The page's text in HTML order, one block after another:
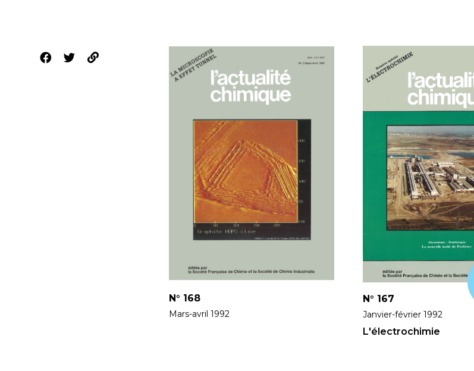
N° 168
Mars-avril 1992
N° 167
Janvier-février 1992
L'électrochimie